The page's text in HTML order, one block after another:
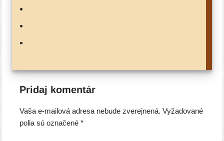
Pridaj komentár
Vaša e-mailová adresa nebude zverejnená. Vyžadované
polia sú označené*